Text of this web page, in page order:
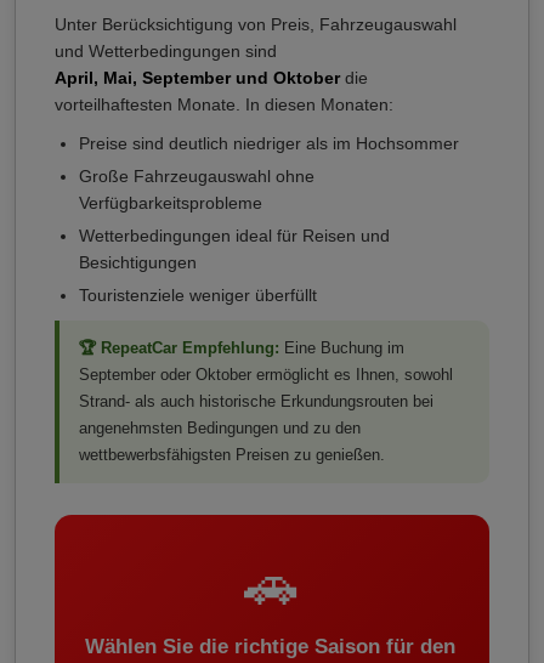
Unter Berücksichtigung von Preis, Fahrzeugauswahl
und Wetterbedingungen sind
April, Mai, September und Oktoberdie
vorteilhaftesten Monate. In diesen Monaten:
Preise sind deutlich niedriger als im Hochsommer
Große Fahrzeugauswahl ohne
Verfügbarkeitsprobleme
Wetterbedingungen ideal für Reisen und
Besichtigungen
Touristenziele weniger überfüllt
🏆 RepeatCar Empfehlung: Eine Buchung im
September oder Oktober ermöglicht es Ihnen, sowohl
Strand- als auch historische Erkundungsrouten bei
angenehmsten Bedingungen und zu den
wettbewerbsfähigsten Preisen zu genießen.
🚗
Wählen Sie die richtige Saison für den